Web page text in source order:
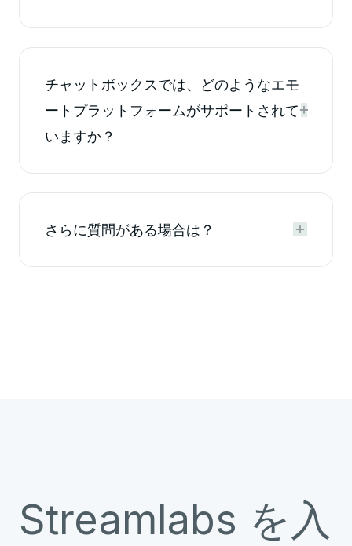
チャットボックスでは、どのようなエモ
ートプラットフォームがサポートされて
いますか？


さらに質問がある場合は？ 

Streamlabs を入